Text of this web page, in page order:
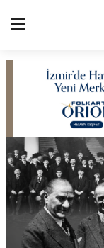
Çerez Politikası
Künye
Ankara
TBMM